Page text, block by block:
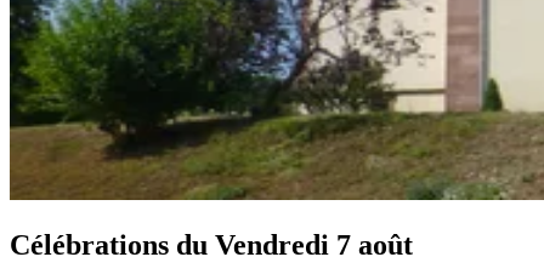
Célébrations du Vendredi 7 août